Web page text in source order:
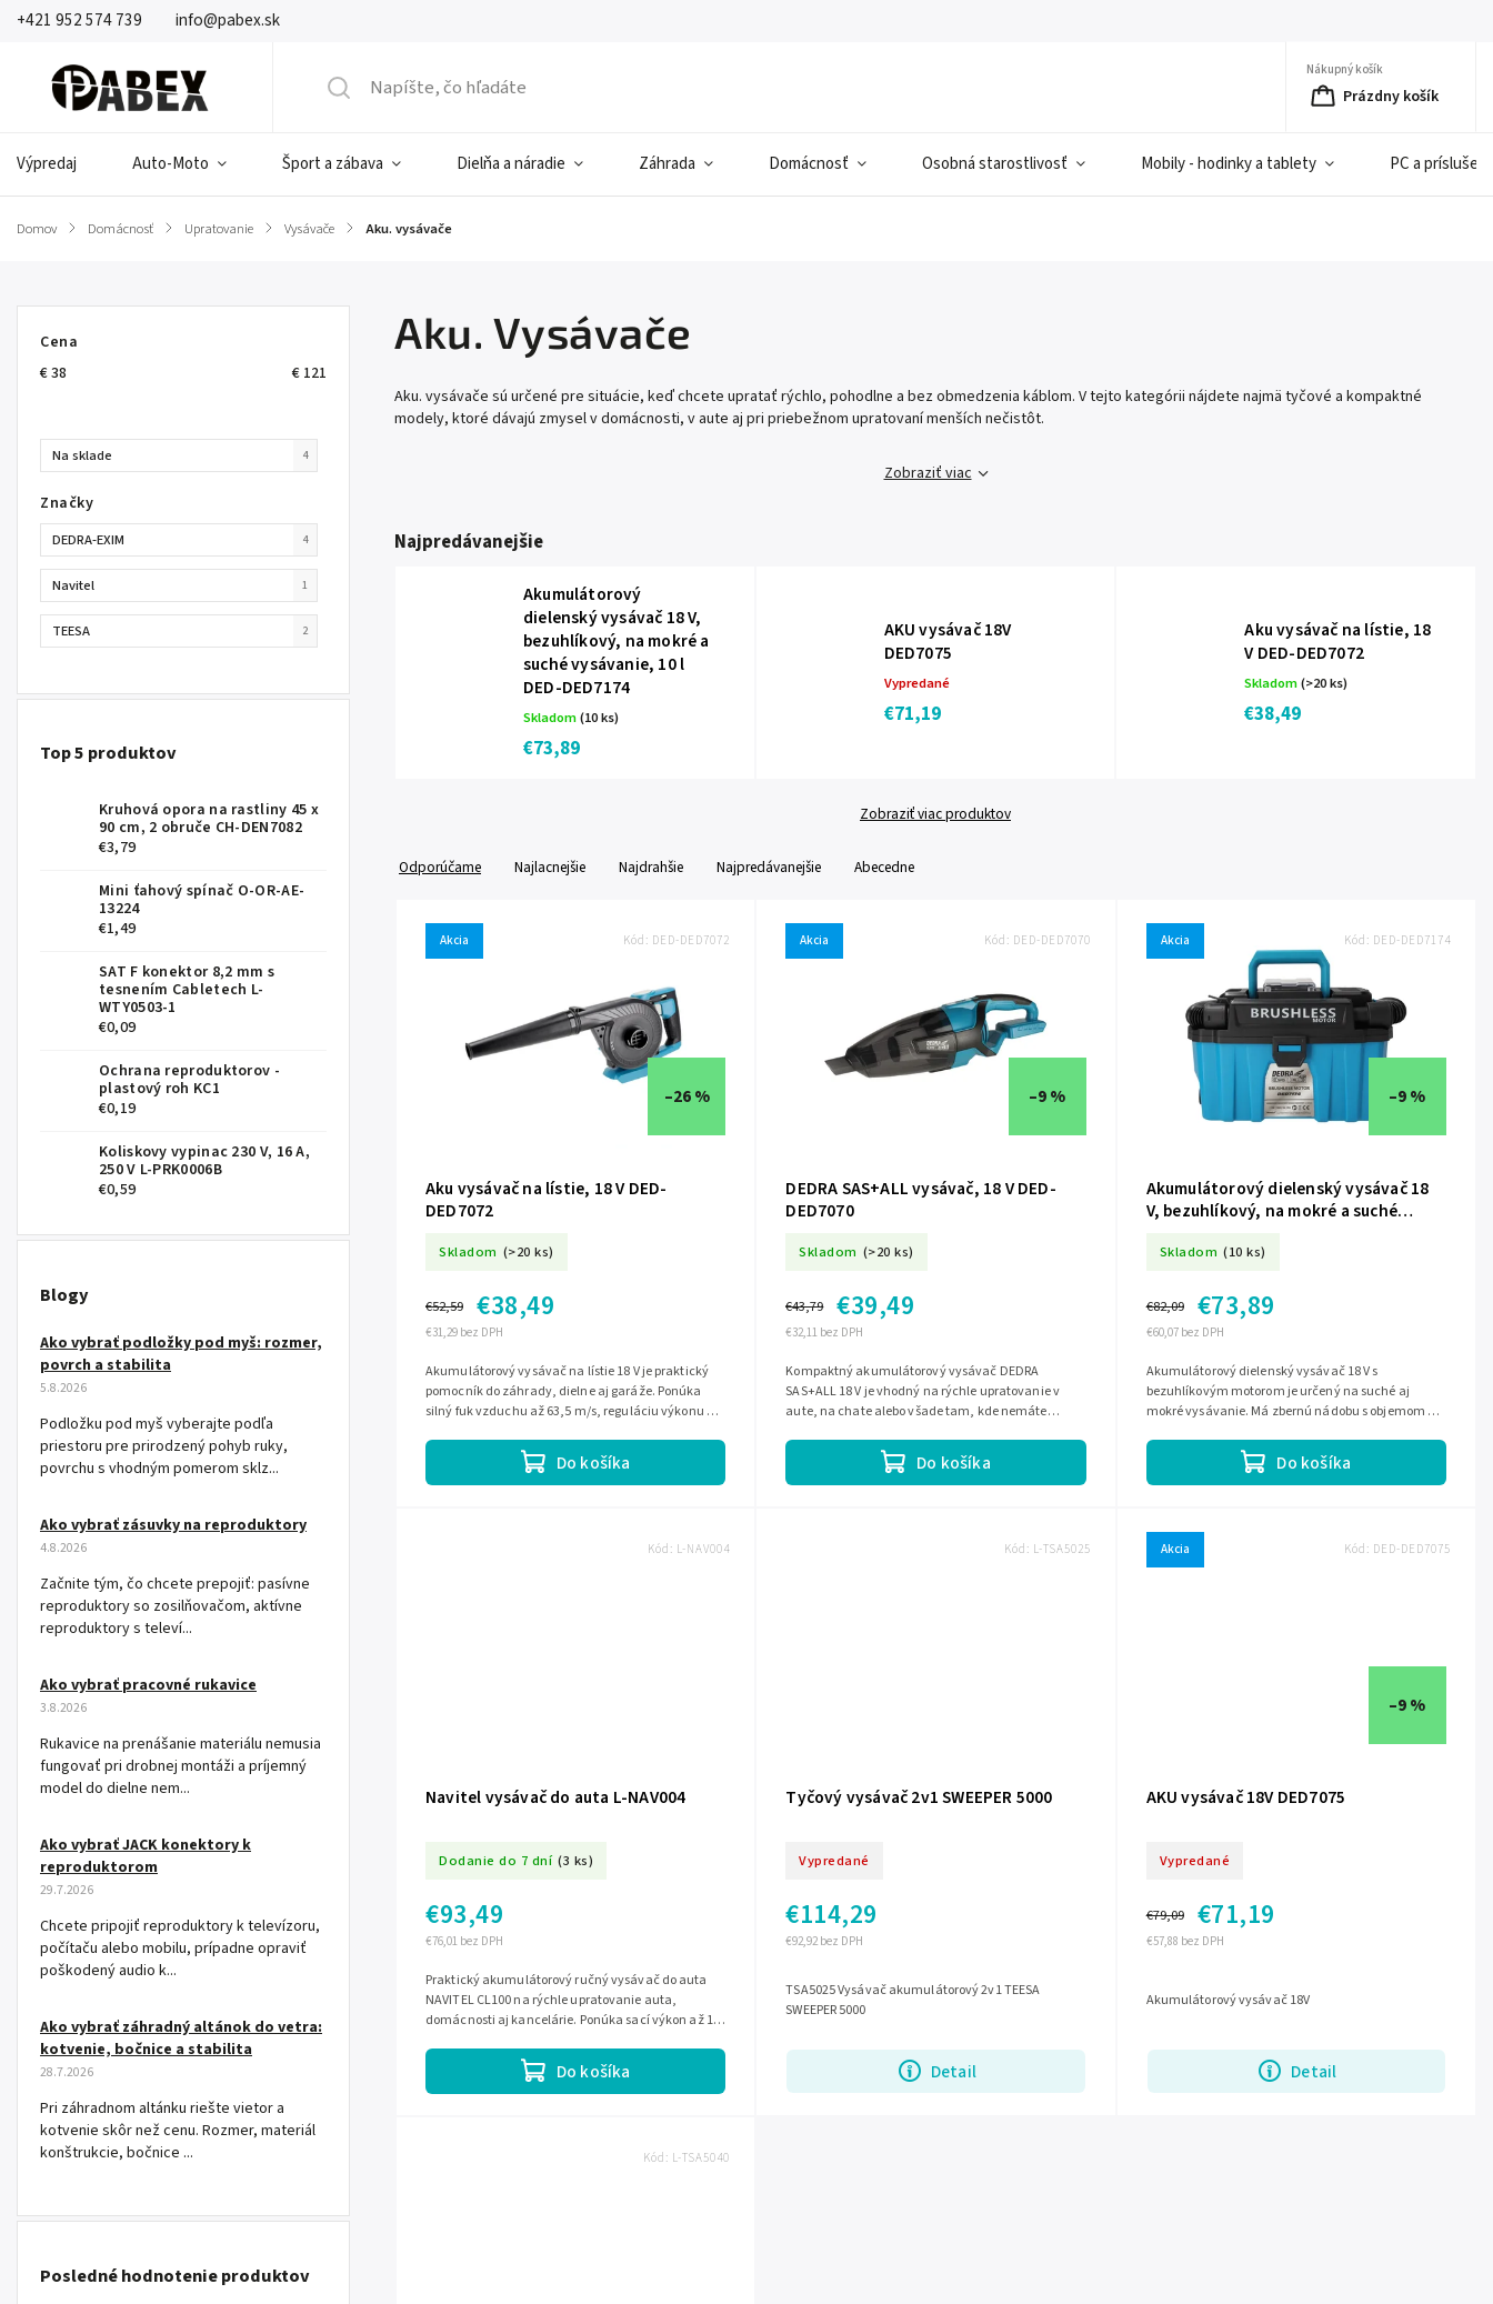
+421 952 574 739 info@pabex.sk
Nákupný košík
Prázdny košík
Výpredaj Auto-Moto Šport a zábava Dielňa a náradie Záhrada Domácnosť Osobná starostlivosť Mobily - hodinky a tablety PC a
Domov / Domácnosť / Upratovanie / Vysávače / Aku. vysávače
Cena
€38 € 121
Na sklade 4
Značky
DEDRA-EXIM 4
Navitel 1
TEESA 2
Top 5 produktov
Kruhová opora na rastliny 45 x
90 cm, 2 obruče CH-DEN7082
€3,79
Mini ťahový spínač O-OR-AE-
13224
€1,49
SAT F konektor 8,2 mm s
tesnením Cabletech L-
WTY0503-1
€0,09
Ochrana reproduktorov -
plastový roh KC1
€0,19
Koliskovy vypinac 230 V, 16 A,
250 V L-PRK0006B
€0,59
Blogy
Ako vybrať podložky pod myš: rozmer,
povrch a stabilita
5.8.2026
Podložku pod myš vyberajte podľa
priestoru pre prirodzený pohyb ruky,
povrchu s vhodným pomerom sklz...
Ako vybrať zásuvky na reproduktory
4.8.2026
Začnite tým, čo chcete prepojiť: pasívne
reproduktory so zosilňovačom, aktívne
reproduktory s televí...
Ako vybrať pracovné rukavice
3.8.2026
Rukavice na prenášanie materiálu nemusia
fungovať pri drobnej montáži a príjemný
model do dielne nem...
Ako vybrať JACK konektory k
reproduktorom
29.7.2026
Chcete pripojiť reproduktory k televízoru,
počítaču alebo mobilu, prípadne opraviť
poškodený audio k...
Ako vybrať záhradný altánok do vetra:
kotvenie, bočnice a stabilita
28.7.2026
Pri záhradnom altánku riešte vietor a
kotvenie skôr než cenu. Rozmer, materiál
konštrukcie, bočnice ...
Posledné hodnotenie produktov
Aku. Vysávače
Aku. vysávače sú určené pre situácie, keď chcete upratať rýchlo, pohodlne a bez obmedzenia káblom. V tejto kategórii nájdete najmä tyčové a kompaktné
modely, ktoré dávajú zmysel v domácnosti, v aute aj pri priebežnom upratovaní menších nečistôt.
Zobraziť viac
Najpredávanejšie
Akumulátorový
dielenský vysávač 18 V,
bezuhlíkový, na mokré a
suché vysávanie, 10 l
DED-DED7174
Skladom(10 ks)
€73,89
AKU vysávač 18V
DED7075
Vypredané
€71,19
Aku vysávač na lístie, 18
V DED-DED7072
Skladom(>20 ks)
€38,49
Zobraziť viac produktov
Odporúčame Najlacnejšie Najdrahšie Najpredávanejšie Abecedne
Akcia
–26 %
Aku vysávač na lístie, 18 V DED-
DED7072
Skladom (>20 ks)
€31,29 bez DPH
€52,59 €38,49
Do košíka
Akumulátorový vysávač na lístie 18 V je praktický
pomocník do záhrady, dielne aj garáže. Ponúka
silný fuk vzduchu až 63,5 m/s, reguláciu výkonu a
Kód: DED-DED7072 Akcia
–9 %
DEDRA SAS+ALL vysávač, 18 V DED-
DED7070
Skladom (>20 ks)
€32,11 bez DPH
€43,79 €39,49
Do košíka
Kompaktný akumulátorový vysávač DEDRA
SAS+ALL 18 V je vhodný na rýchle upratovanie v
aute, na chate alebo všade tam, kde nemáte
Kód: DED-DED7070 Akcia
–9 %
Akumulátorový dielenský vysávač 18
V, bezuhlíkový, na mokré a suché
Skladom (10 ks)
€60,07 bez DPH
€82,09 €73,89
Do košíka
Akumulátorový dielenský vysávač 18 V s
bezuhlíkovým motorom je určený na suché aj
mokré vysávanie. Má zbernú nádobu s objemom 10
Kód: DED-DED7174
Navitel vysávač do auta L-NAV004
Dodanie do 7 dní (3 ks)
€76,01 bez DPH
€93,49
Do košíka
Praktický akumulátorový ručný vysávač do auta
NAVITEL CL100 na rýchle upratovanie auta,
domácnosti aj kancelárie. Ponúka sací výkon až 13
Kód: L-NAV004
Tyčový vysávač 2v1 SWEEPER 5000
Vypredané
€92,92 bez DPH
€114,29
Detail
TSA5025 Vysávač akumulátorový 2v1 TEESA
SWEEPER 5000
Kód: L-TSA5025 Akcia
–9 %
AKU vysávač 18V DED7075
Vypredané
€57,88 bez DPH
€79,09 €71,19
Detail
Akumulátorový vysávač 18V
Kód: DED-DED7075
Kód: L-TSA5040